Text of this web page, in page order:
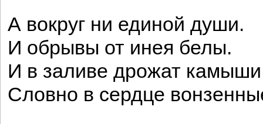
А вокруг ни единой души.
И обрывы от инея белы.
И в заливе дрожат
Словно в сердце